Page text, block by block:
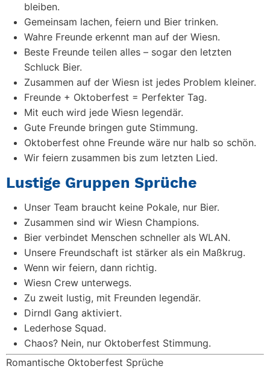
bleiben.
Gemeinsam lachen, feiern und Bier trinken.
Wahre Freunde erkennt man auf der Wiesn.
Beste Freunde teilen alles – sogar den letzten
Schluck Bier.
Zusammen auf der Wiesn ist jedes Problem kleiner.
Freunde + Oktoberfest = Perfekter Tag.
Mit euch wird jede Wiesn legendär.
Gute Freunde bringen gute Stimmung.
Oktoberfest ohne Freunde wäre nur halb so schön.
Wir feiern zusammen bis zum letzten Lied.
Lustige Gruppen Sprüche
Unser Team braucht keine Pokale, nur Bier.
Zusammen sind wir Wiesn Champions.
Bier verbindet Menschen schneller als WLAN.
Unsere Freundschaft ist stärker als ein Maßkrug.
Wenn wir feiern, dann richtig.
Wiesn Crew unterwegs.
Zu zweit lustig, mit Freunden legendär.
Dirndl Gang aktiviert.
Lederhose Squad.
Chaos? Nein, nur Oktoberfest Stimmung.
Romantische Oktoberfest Sprüche